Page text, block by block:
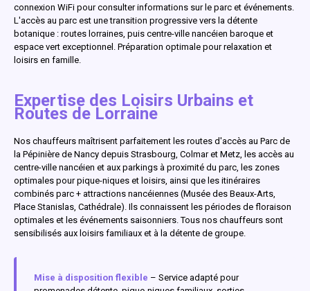
connexion WiFi pour consulter informations sur le parc et événements.
L'accès au parc est une transition progressive vers la détente
botanique : routes lorraines, puis centre-ville nancéien baroque et
espace vert exceptionnel. Préparation optimale pour relaxation et
loisirs en famille.
Expertise des Loisirs Urbains et
Routes de Lorraine
Nos chauffeurs maîtrisent parfaitement les routes d'accès au Parc de
la Pépinière de Nancy depuis Strasbourg, Colmar et Metz, les accès au
centre-ville nancéien et aux parkings à proximité du parc, les zones
optimales pour pique-niques et loisirs, ainsi que les itinéraires
combinés parc + attractions nancéiennes (Musée des Beaux-Arts,
Place Stanislas, Cathédrale). Ils connaissent les périodes de floraison
optimales et les événements saisonniers. Tous nos chauffeurs sont
sensibilisés aux loisirs familiaux et à la détente de groupe.
Mise à disposition flexible – Service adapté pour